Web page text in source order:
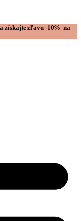
získajte zľavu -10% na